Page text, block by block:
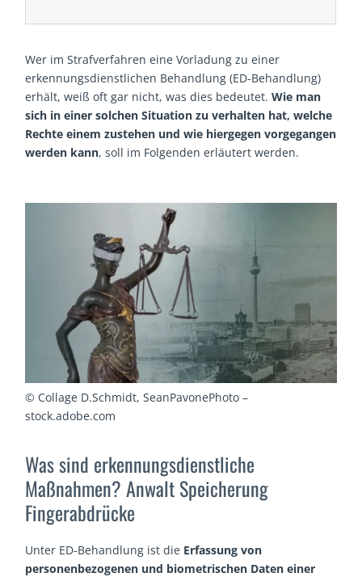
Wer im Strafverfahren eine Vorladung zu einer
erkennungsdienstlichen Behandlung (ED-Behandlung)
erhält, weiß oft gar nicht, was dies bedeutet.Wie man
sich in einer solchen Situation zu verhalten hat, welche
Rechte einem zustehen und wie hiergegen vorgegangen
werden kann, soll im Folgenden erläutert werden.
© Collage D.Schmidt, SeanPavonePhoto –
stock.adobe.com
Was sind erkennungsdienstliche
Maßnahmen? Anwalt Speicherung
Fingerabdrücke
Unter ED-Behandlung ist die Erfassung von
personenbezogenen und biometrischen Daten einer